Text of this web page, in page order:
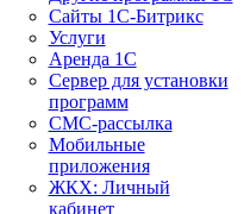
Сайты 1С-Битрикс
Услуги
Аренда 1С
Сервер для установки
программ
СМС-рассылка
Мобильные
приложения
ЖКХ: Личный
кабинет